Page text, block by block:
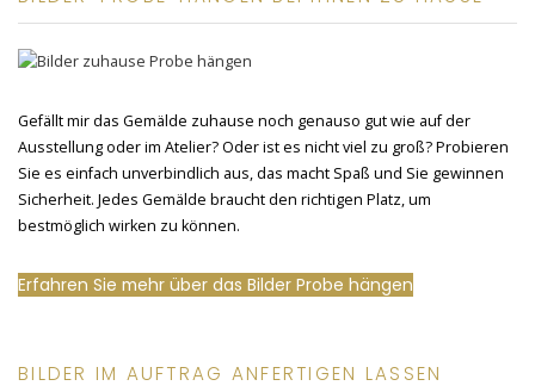
Gefällt mir das Gemälde zuhause noch genauso gut wie auf der
Ausstellung oder im Atelier? Oder ist es nicht viel zu groß? Probieren
Sie es einfach unverbindlich aus, das macht Spaß und Sie gewinnen
Sicherheit. Jedes Gemälde braucht den richtigen Platz, um
bestmöglich wirken zu können.
Erfahren Sie mehr über das Bilder Probe hängen
BILDER IM AUFTRAG ANFERTIGEN LASSEN